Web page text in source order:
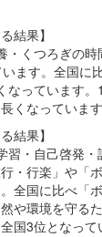
結果】
・くつろぎの
ます。全国に
なっています
くなっています
結果】
・自己啓発・
・行楽」や「
全国に比べ「
や環境を守る
国3位となって